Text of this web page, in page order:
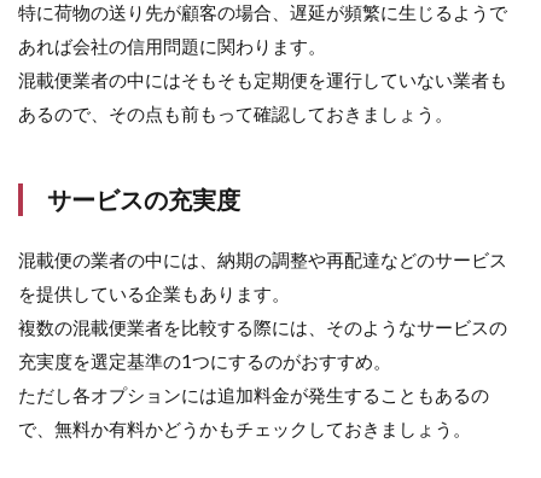
特に荷物の送り先が顧客の場合、遅延が頻繁に生じるようで
あれば会社の信用問題に関わります。
混載便業者の中にはそもそも定期便を運行していない業者も
あるので、その点も前もって確認しておきましょう。
サービスの充実度
混載便の業者の中には、納期の調整や再配達などのサービス
を提供している企業もあります。
複数の混載便業者を比較する際には、そのようなサービスの
充実度を選定基準の1つにするのがおすすめ。
ただし各オプションには追加料金が発生することもあるの
で、無料か有料かどうかもチェックしておきましょう。